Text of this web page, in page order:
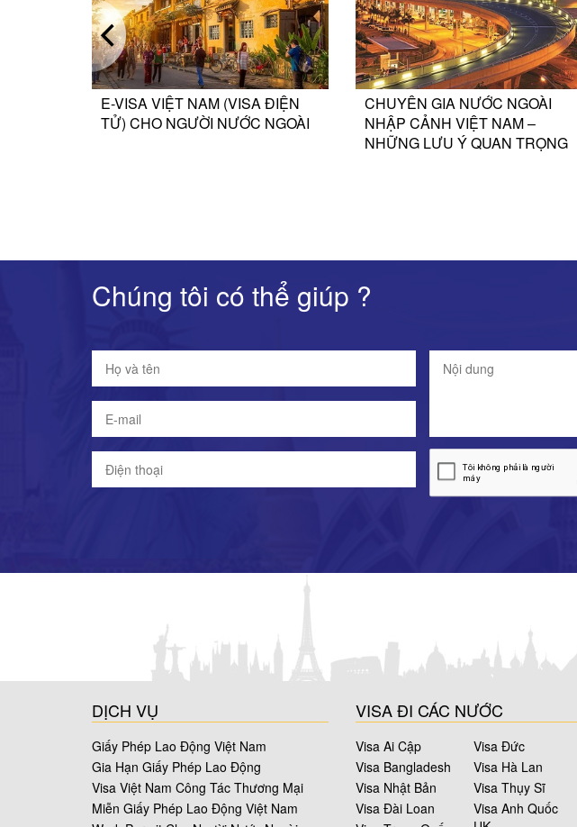
E-VISA VIỆT NAM (VISA ĐIỆN
TỬ) CHO NGƯỜI NƯỚC NGOÀI
CHUYÊN GIA NƯỚC NGOÀI
NHẬP CẢNH VIỆT NAM –
NHỮNG LƯU Ý QUAN TRỌNG
Chúng tôi có thể giúp ?
DỊCH VỤ
Giấy Phép Lao Động Việt Nam
Gia Hạn Giấy Phép Lao Động
Visa Việt Nam Công Tác Thương Mại
Miễn Giấy Phép Lao Động Việt Nam
VISA ĐI CÁC NƯỚC
Visa Ai Cập
Visa Bangladesh
Visa Nhật Bản
Visa Đài Loan
Visa Đức
Visa Hà Lan
Visa Thụy Sĩ
Visa Anh Quốc